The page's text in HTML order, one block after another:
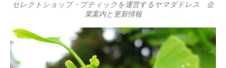
セレクトショップ・ブティックを運営するヤマダドレス 企
業案内と更新情報